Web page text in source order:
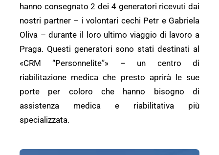
hanno consegnato 2 dei 4 generatori ricevuti dai
nostri partner – i volontari cechi Petr e Gabriela
Oliva – durante il loro ultimo viaggio di lavoro a
Praga. Questi generatori sono stati destinati al
«CRM “Personnelite”» – un centro di
riabilitazione medica che presto aprirà le sue
porte per coloro che hanno bisogno di
assistenza medica e riabilitativa più
specializzata.